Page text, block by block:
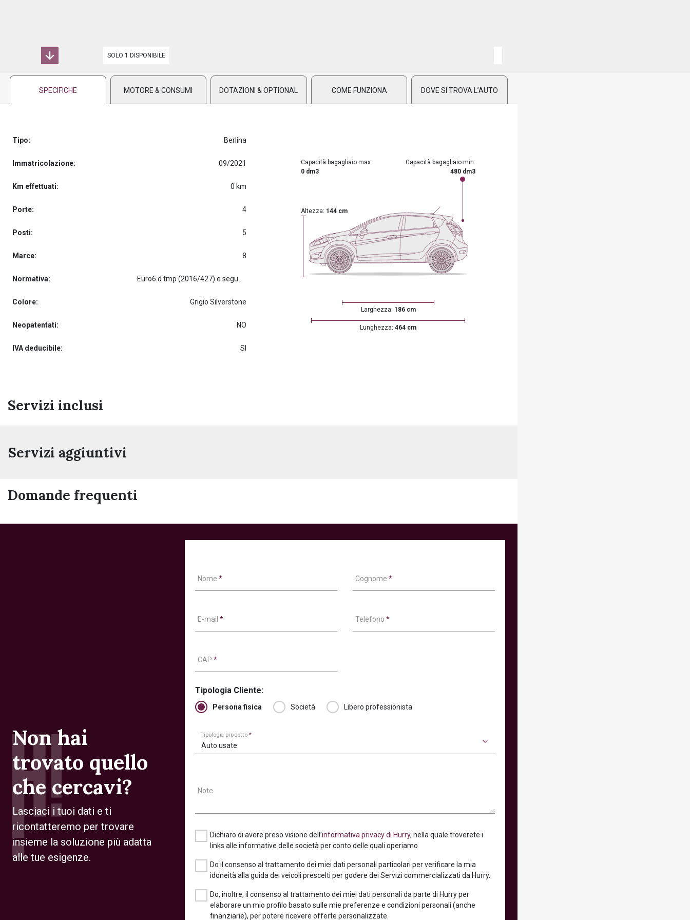
SOLO 1 DISPONIBILE
SPECIFICHE MOTORE & CONSUMI DOTAZIONI & OPTIONAL COME FUNZIONA DOVE SI TROVA L’AUTO
Tipo: Berlina
Immatricolazione: 09/2021
Km effettuati: 0 km
Porte: 4
Posti: 5
Marce: 8
Normativa:
Colore: Grigio Silverstone
Neopatentati: NO
IVA deducibile: SI
Capacità bagagliaio max:
0 dm3
Capacità bagagliaio min:
480 dm3
Altezza: 144 cm
Larghezza: 186 cm
Lunghezza: 464 cm
Servizi inclusi
Servizi aggiuntivi
Domande frequenti
Non hai
trovato quello
che cercavi?
Lasciaci i tuoi dati e ti
ricontatteremo per trovare
insieme la soluzione più adatta
alle tue esigenze.
Nome * Cognome *
E-mail * Telefono *
CAP *
Tipologia Cliente:
Persona fisica Società Libero professionista
Tipologia prodotto*
Auto usate
Note
Dichiaro di avere preso visione dell’informativa privacy di Hurry, nella quale troverete i
links alle informative delle società per conto delle quali operiamo
Do il consenso al trattamento dei miei dati personali particolari per verificare la mia
idoneità alla guida dei veicoli prescelti per godere dei Servizi commercializzati da Hurry.
Do, inoltre, il consenso al trattamento dei miei dati personali da parte di Hurry per
elaborare un mio profilo basato sulle mie preferenze e condizioni personali (anche
finanziarie), per potere ricevere offerte personalizzate.